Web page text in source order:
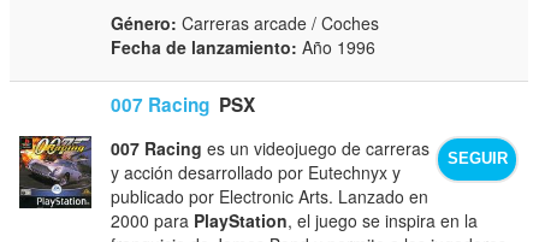
Género: Carreras arcade / Coches
Fecha de lanzamiento: Año 1996
007 Racing PSX
SEGUIR
007 Racing es un videojuego de carreras
y acción desarrollado por Eutechnyx y
publicado por Electronic Arts. Lanzado en
2000 para PlayStation, el juego se inspira en la